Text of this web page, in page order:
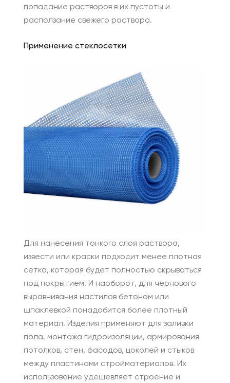
попадание растворов в их пустоты и
расползание свежего раствора.
Применение стеклосетки
Для нанесения тонкого слоя раствора,
извести или краски подходит менее плотная
сетка, которая будет полностью скрываться
под покрытием. И наоборот, для чернового
выравнивания настилов бетоном или
шпаклевкой понадобится более плотный
материал. Изделия применяют для заливки
пола, монтажа гидроизоляции, армирования
потолков, стен, фасадов, цоколей и стыков
между пластинами стройматериалов. Их
использование удешевляет строение и